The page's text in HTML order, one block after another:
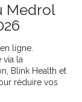
Medrol
ligne.
la
Blink Health et
réduire vos